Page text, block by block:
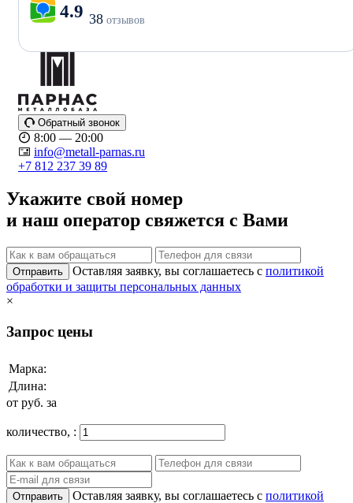
4.9 38 отзывов
Обратный звонок
8:00 — 20:00
info@metall-parnas.ru
+7 812 237 39 89
Укажите свой номер
и наш оператор свяжется с Вами
Отправить Оставляя заявку, вы соглашаетесь с политикой
обработки и защиты персональных данных
×
Запрос цены
Марка:
Длина:
от руб. за
количество, :
Отправить Оставляя заявку, вы соглашаетесь с политикой